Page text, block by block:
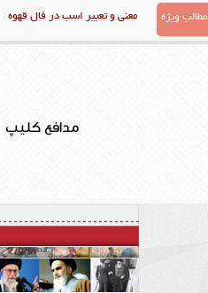
مطالب ویژه معنی و تعبیر اسب در فال قهوه
مدافع کلیپ